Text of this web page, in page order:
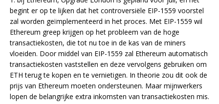
begint er op te lijken dat het controversiële EIP-1559 voorstel
zal worden geïmplementeerd in het proces. Met EIP-1559 wil
Ethereum greep krijgen op het probleem van de hoge
transactiekosten, die tot nu toe in de kas van de miners
vloeiden. Door middel van EIP-1559 zal Ethereum automatisch
transactiekosten vaststellen en deze vervolgens gebruiken om
ETH terug te kopen en te vernietigen. In theorie zou dit ook de
prijs van Ethereum moeten ondersteunen. Maar mijnwerkers
lopen de belangrijke extra inkomsten van transactiekosten mis.